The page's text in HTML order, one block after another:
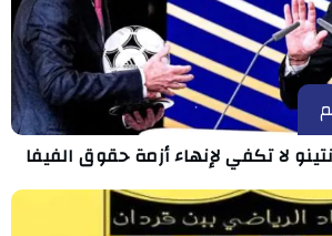
لا تكفي لإنهاء أزمة حقوق الفيفا